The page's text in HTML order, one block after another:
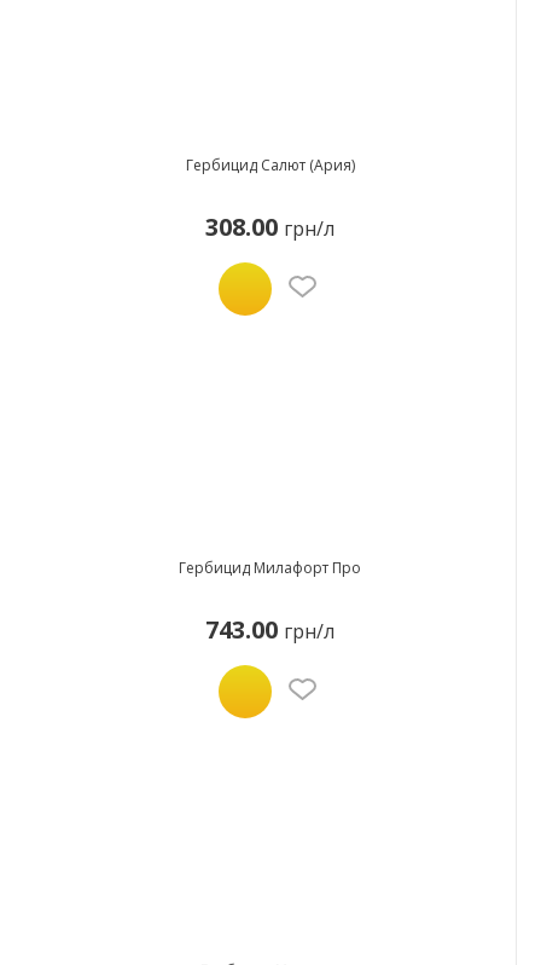
Гербицид Салют (Ария)
308.00 грн/л
Гербицид Милафорт Про
743.00 грн/л